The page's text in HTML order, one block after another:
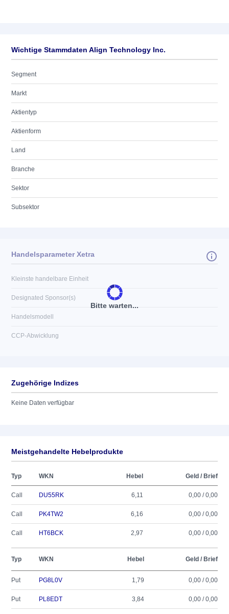
Wichtige Stammdaten Align Technology Inc.
Segment
Markt
Aktientyp
Aktienform
Land
Branche
Sektor
Subsektor
Bitte warten...
Handelsparameter Xetra
Kleinste handelbare Einheit
Designated Sponsor(s)
Handelsmodell
CCP-Abwicklung
Zugehörige Indizes
Keine Daten verfügbar
Meistgehandelte Hebelprodukte
Typ WKN Hebel Geld / Brief
Call DU55RK 6,11 0,00 / 0,00
Call PK4TW2 6,16 0,00 / 0,00
Call HT6BCK 2,97 0,00 / 0,00
Typ WKN Hebel Geld / Brief
Put PG8L0V 1,79 0,00 / 0,00
Put PL8EDT 3,84 0,00 / 0,00